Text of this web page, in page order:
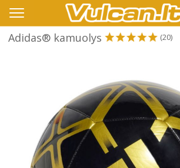
👉 -10% KODAS VISKAM PAPILDOMAI:
Adidas® kamuolys (20)